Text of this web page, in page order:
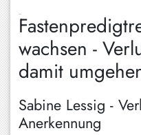
wachsen -
damit
Sabine Lessig -
Anerkennung
Großhartpenning
Hausham
Hundham